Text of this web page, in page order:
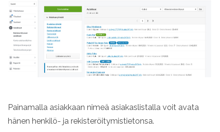
Painamalla asiakkaan nimeä asiakaslistalla voit avata
hänen henkilö- ja rekisteröitymistietonsa.